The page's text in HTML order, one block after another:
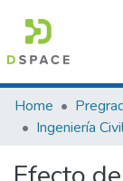
Communities &
All of DSpace
Statistics
Home
Ingeniería